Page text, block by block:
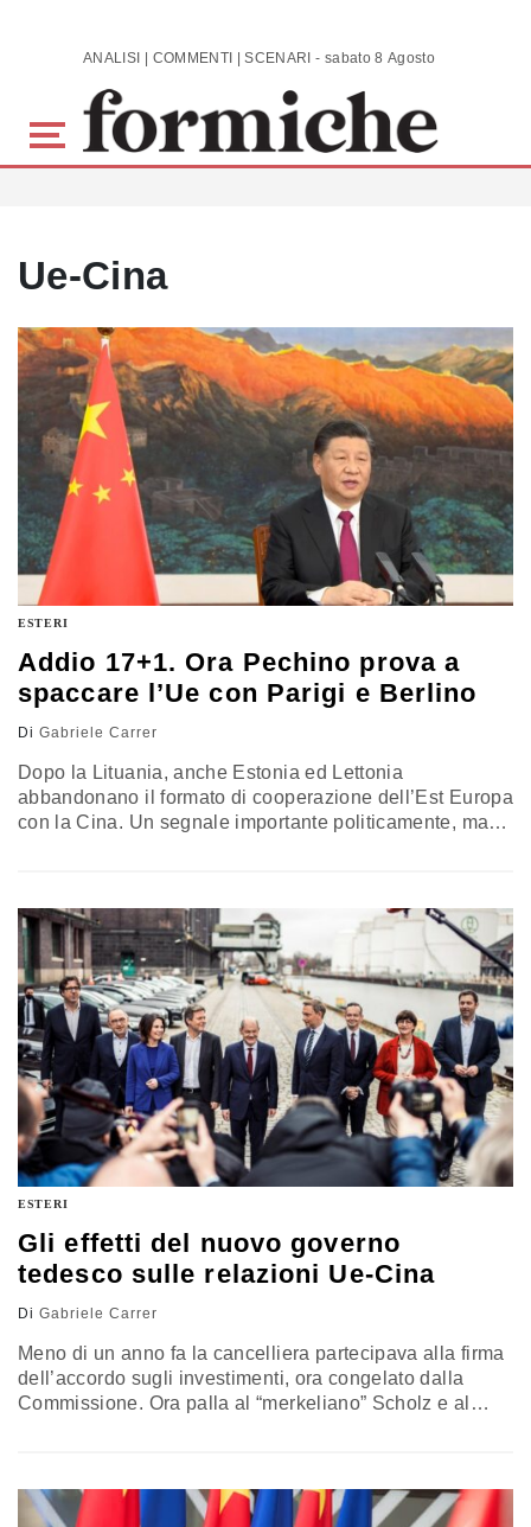
Skip to main content ANALISI | COMMENTI | SCENARI - sabato 8 Agosto 2026
Ue-Cina
ESTERI
Addio 17+1. Ora Pechino prova a
spaccare l’Ue con Parigi e Berlino
Di Gabriele Carrer
Dopo la Lituania, anche Estonia ed Lettonia
abbandonano il formato di cooperazione dell’Est Europa
con la Cina. Un segnale importante politicamente, ma
ESTERI
Gli effetti del nuovo governo
tedesco sulle relazioni Ue-Cina
Di Gabriele Carrer
Meno di un anno fa la cancelliera partecipava alla firma
dell’accordo sugli investimenti, ora congelato dalla
Commissione. Ora palla al “merkeliano” Scholz e al